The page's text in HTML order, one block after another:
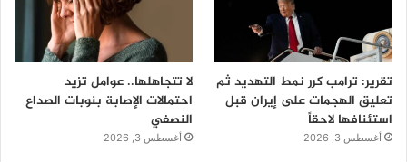
تقرير: ترامب كرر نمط التهديد ثم
تعليق الهجمات على إيران قبل
استئنافها لاحقاً
أغسطس 3, 2026
لا تتجاهلها.. عوامل تزيد
احتمالات الإصابة بنوبات الصداع
النصفي
أغسطس 3, 2026